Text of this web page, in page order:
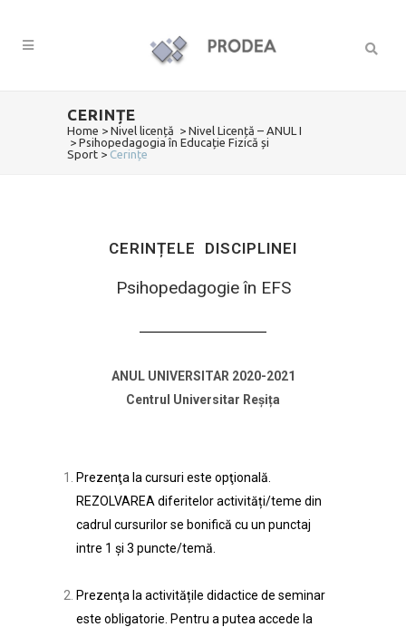
CERINȚE
Home > Nivel licență > Nivel Licență – ANUL I
> Psihopedagogia în Educație Fizică și
Sport > Cerințe
CERINȚELE DISCIPLINEI
Psihopedagogie în EFS
ANUL UNIVERSITAR 2020-2021
Centrul Universitar Reșița
Prezenţa la cursuri este opţională.
REZOLVAREA diferitelor activități/teme din
cadrul cursurilor se bonifică cu un punctaj
intre 1 și 3 puncte/temă.
Prezenţa la activitățile didactice de seminar
este obligatorie. Pentru a putea accede la